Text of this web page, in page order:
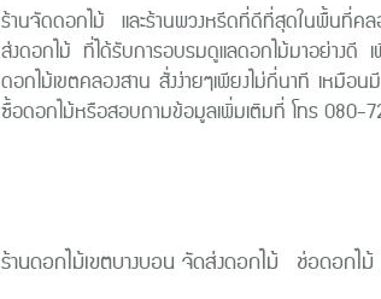
ร้านจัดดอกไม้ และร้านพวงหรีดที่ดีที่สุดในพื้นที่
ส่งดอกไม้ ที่ได้รับการอบรมดูแลดอกไม้มาอย่าง
ดอกไม้เขตคลองสาน สั่งง่ายๆเพียงไม่กี่นาที เห
ซื้อดอกไม้หรือสอบถามข้อมูลเพิ่มเติมที่ โทร
ร้านดอกไม้เขตบางบอน จัดส่งดอกไม้ ช่อดอกไม้